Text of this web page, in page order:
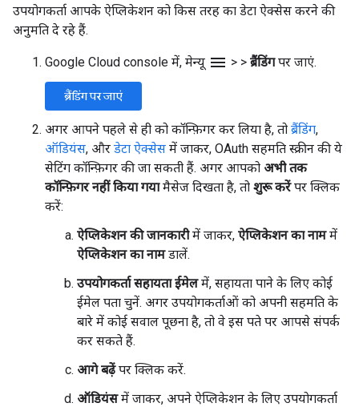
उपयोगकर्ता आपके ऐप्लिकेशन को किस तरह का डेटा ऐक्सेस करने की
अनुमति दे रहे हैं.
Google Cloud console में, मेन्यू menu > > ब्रैंडिंगपर जाएं.
ब्रैंडिंग पर जाएं
अगर आपने पहले से ही को कॉन्फ़िगर कर लिया है, तो ब्रैंडिंग,
ऑडियंस, और डेटा ऐक्सेस में जाकर, OAuth सहमति स्क्रीन की ये
सेटिंग कॉन्फ़िगर की जा सकती हैं. अगर आपको अभी तक
कॉन्फ़िगर नहीं किया गयामैसेज दिखता है, तो शुरू करेंपर क्लिक
करें:
ऐप्लिकेशन की जानकारीमें जाकर, ऐप्लिकेशन का नाममें
ऐप्लिकेशन का नामडालें.
उपयोगकर्ता सहायता ईमेलमें, सहायता पाने के लिए कोई
ईमेल पता चुनें. अगर उपयोगकर्ताओं को अपनी सहमति के
बारे में कोई सवाल पूछना है, तो वे इस पते पर आपसे संपर्क
कर सकते हैं.
आगे बढ़ेंपर क्लिक करें.
ऑडियंसमें जाकर, अपने ऐप्लिकेशन के लिए उपयोगकर्ता